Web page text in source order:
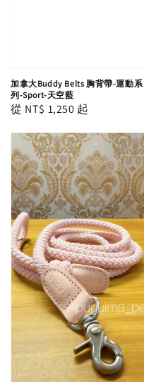
加拿大Buddy Belts 胸背帶-運動系
列-Sport-天空藍
Regular
從 NT$ 1,250 起